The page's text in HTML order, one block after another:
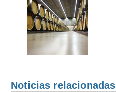
Noticias relacionadas